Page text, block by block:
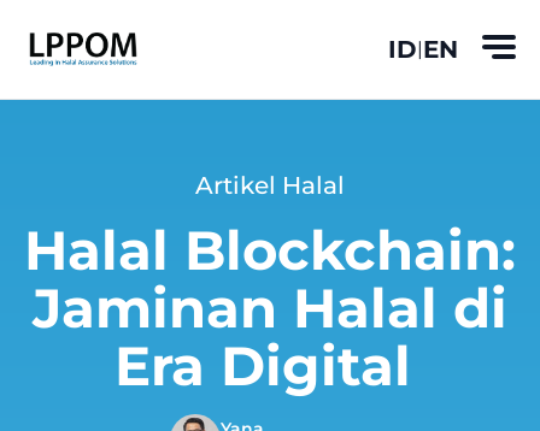
ID|EN
Artikel Halal
Halal Blockchain:
Jaminan Halal di
Era Digital